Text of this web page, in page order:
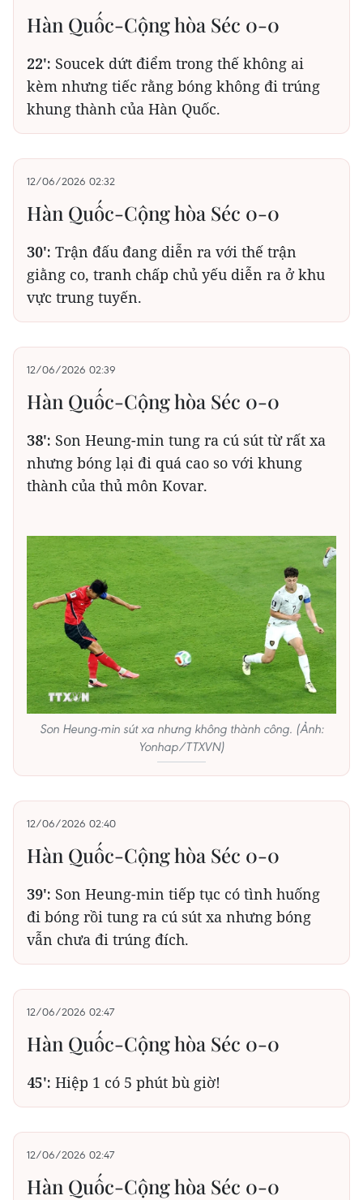
Hàn Quốc-Cộng hòa Séc 0-0
22': Soucek dứt điểm trong thế không ai
kèm nhưng tiếc rằng bóng không đi trúng
khung thành của Hàn Quốc.
12/06/2026 02:32
Hàn Quốc-Cộng hòa Séc 0-0
30': Trận đấu đang diễn ra với thế trận
giằng co, tranh chấp chủ yếu diễn ra ở khu
vực trung tuyến.
12/06/2026 02:39
Hàn Quốc-Cộng hòa Séc 0-0
38': Son Heung-min tung ra cú sút từ rất xa
nhưng bóng lại đi quá cao so với khung
thành của thủ môn Kovar.
Son Heung-min sút xa nhưng không thành công. (Ảnh:
Yonhap/TTXVN)
12/06/2026 02:40
Hàn Quốc-Cộng hòa Séc 0-0
39': Son Heung-min tiếp tục có tình huống
đi bóng rồi tung ra cú sút xa nhưng bóng
vẫn chưa đi trúng đích.
12/06/2026 02:47
Hàn Quốc-Cộng hòa Séc 0-0
45': Hiệp 1 có 5 phút bù giờ!
12/06/2026 02:47
Hàn Quốc-Cộng hòa Séc 0-0